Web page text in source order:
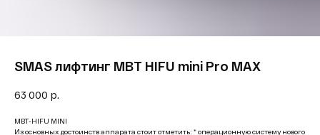
SMAS лифтинг MBT HIFU mini Pro MAX
63 000 р.
MBT-HIFU MINI
Из основных достоинств аппарата стоит отметить: * операционную систему нового